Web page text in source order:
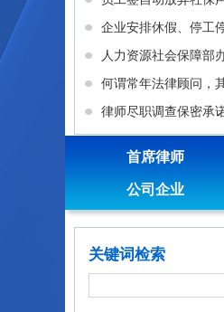
企业安排休假、停工
人力资源社会保障部
何谓常年法律顾问，
律师尽职调查保密承
首席律师
公司企业
关键词检索